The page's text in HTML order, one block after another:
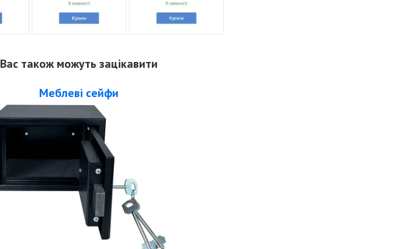
Вас також можуть зацікавити
Меблеві сейфи